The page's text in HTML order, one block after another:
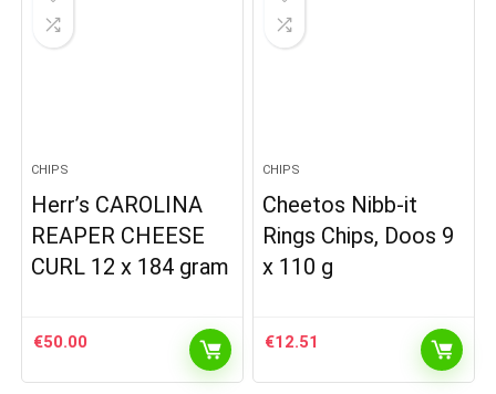
CHIPS
Herr’s CAROLINA
REAPER CHEESE
CURL 12 x 184 gram
€50.00
CHIPS
Cheetos Nibb-it
Rings Chips, Doos 9
x 110 g
€12.51